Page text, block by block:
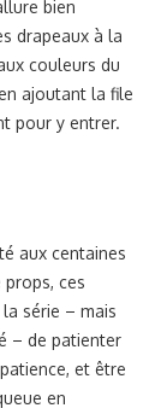
bien
drapeaux à la
couleurs du
ajoutant la file
pour y entrer.
aux centaines
ces
série – mais
– de patienter
et être
en